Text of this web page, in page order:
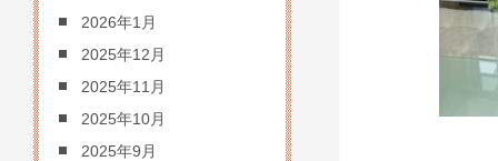
2026年1月
2025年12月
2025年11月
2025年10月
2025年9月